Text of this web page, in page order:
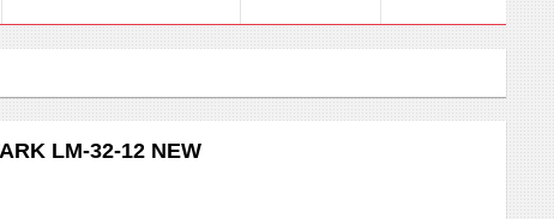
LM-32-12 NEW